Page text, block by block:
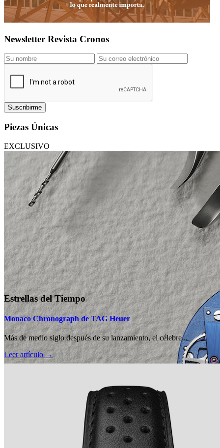
Newsletter Revista Cronos
Suscribirme
Piezas Únicas
EXCLUSIVO
Estrellas del Tiempo
Monaco Chronograph de TAG Heuer
Más de medio siglo después de su lanzamiento, el célebre...
Leer artículo →